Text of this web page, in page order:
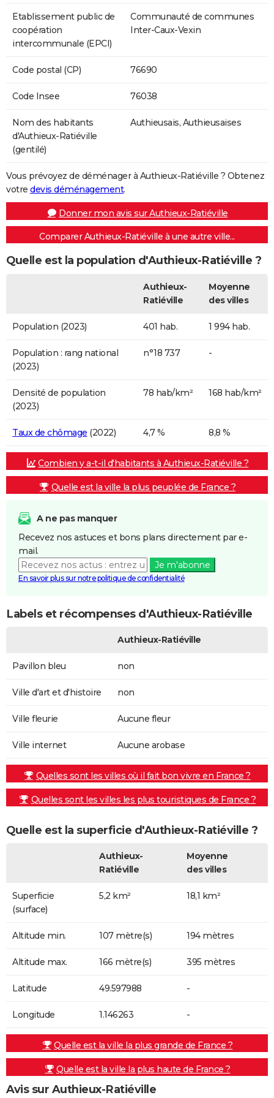
Etablissement public de
coopération
intercommunale (EPCI)
Communauté de communes
Inter-Caux-Vexin
Code postal (CP) 76690
Code Insee 76038
Nom des habitants
d'Authieux-Ratiéville
(gentilé)
Authieusais, Authieusaises
Vous prévoyez de déménager à Authieux-Ratiéville ? Obtenez
votre devis déménagement.
Donner mon avis sur Authieux-Ratiéville
Comparer Authieux-Ratiéville à une autre ville...
Quelle est la population d'Authieux-Ratiéville ?
Authieux-
Ratiéville
Moyenne
des villes
Population (2023) 401 hab. 1 994 hab.
Population : rang national
(2023)
n°18 737 -
Densité de population
(2023)
78 hab/km² 168 hab/km²
Taux de chômage (2022) 4,7 % 8,8 %
Combien y a-t-il d'habitants à Authieux-Ratiéville ?
Quelle est la ville la plus peuplée de France ?
A ne pas manquer
Recevez nos astuces et bons plans directement par e-
mail.
Je m'abonne
En savoir plus sur notre politique de confidentialité
Labels et récompenses d'Authieux-Ratiéville
Authieux-Ratiéville
Pavillon bleu non
Ville d'art et d'histoire non
Ville fleurie Aucune fleur
Ville internet Aucune arobase
Quelles sont les villes où il fait bon vivre en France ?
Quelles sont les villes les plus touristiques de France ?
Quelle est la superficie d'Authieux-Ratiéville ?
Authieux-
Ratiéville
Moyenne
des villes
Superficie
(surface)
5,2 km² 18,1 km²
Altitude min. 107 mètre(s) 194 mètres
Altitude max. 166 mètre(s) 395 mètres
Latitude 49.597988 -
Longitude 1.146263 -
Quelle est la ville la plus grande de France ?
Quelle est la ville la plus haute de France ?
Avis sur Authieux-Ratiéville